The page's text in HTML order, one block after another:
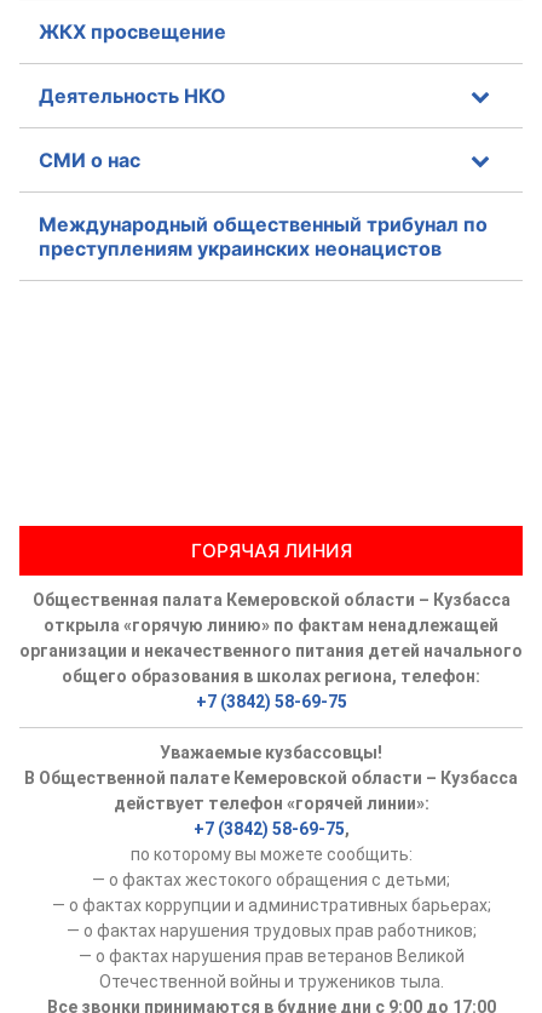
ЖКХ просвещение
Деятельность НКО
СМИ о нас
Международный общественный трибунал по
преступлениям украинских неонацистов
ГОРЯЧАЯ ЛИНИЯ
Общественная палата Кемеровской области – Кузбасса
открыла «горячую линию» по фактам ненадлежащей
организации и некачественного питания детей начального
общего образования в школах региона, телефон:
+7 (3842) 58-69-75
Уважаемые кузбассовцы!
В Общественной палате Кемеровской области – Кузбасса
действует телефон «горячей линии»:
+7 (3842) 58-69-75,
по которому вы можете сообщить:
— о фактах жестокого обращения с детьми;
— о фактах коррупции и административных барьерах;
— о фактах нарушения трудовых прав работников;
— о фактах нарушения прав ветеранов Великой
Отечественной войны и тружеников тыла.
Все звонки принимаются в будние дни с 9:00 до 17:00